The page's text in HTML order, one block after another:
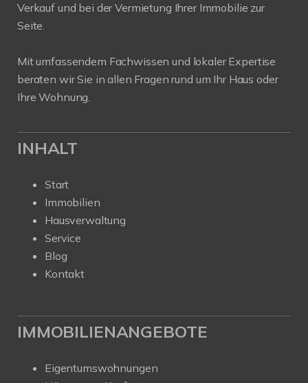
Verkauf und bei der Vermietung Ihrer Immobilie zur
Seite.
Mit umfassendem Fachwissen und lokaler Expertise
beraten wir Sie in allen Fragen rund um Ihr Haus oder
Ihre Wohnung.
INHALT
Start
Immobilien
Hausverwaltung
Service
Blog
Kontakt
IMMOBILIENANGEBOTE
Eigentumswohnungen